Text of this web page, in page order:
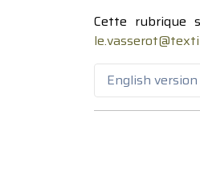
Cette rubrique
English version